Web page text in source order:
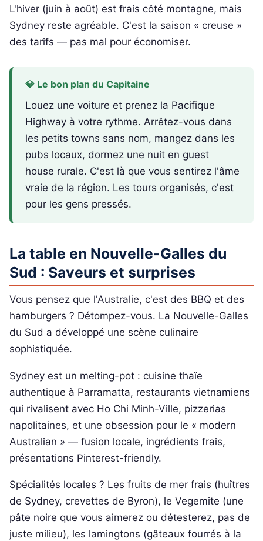
L'hiver (juin à août) est frais côté montagne, mais
Sydney reste agréable. C'est la saison « creuse »
des tarifs — pas mal pour économiser.
💎 Le bon plan du Capitaine
Louez une voiture et prenez la Pacifique
Highway à votre rythme. Arrêtez-vous dans
les petits towns sans nom, mangez dans les
pubs locaux, dormez une nuit en guest
house rurale. C'est là que vous sentirez l'âme
vraie de la région. Les tours organisés, c'est
pour les gens pressés.
La table en Nouvelle-Galles du
Sud : Saveurs et surprises
Vous pensez que l'Australie, c'est des BBQ et des
hamburgers ? Détompez-vous. La Nouvelle-Galles
du Sud a développé une scène culinaire
sophistiquée.
Sydney est un melting-pot : cuisine thaïe
authentique à Parramatta, restaurants vietnamiens
qui rivalisent avec Ho Chi Minh-Ville, pizzerias
napolitaines, et une obsession pour le « modern
Australian » — fusion locale, ingrédients frais,
présentations Pinterest-friendly.
Spécialités locales ? Les fruits de mer frais (huîtres
de Sydney, crevettes de Byron), le Vegemite (une
pâte noire que vous aimerez ou détesterez, pas de
juste milieu), les lamingtons (gâteaux fourrés à la